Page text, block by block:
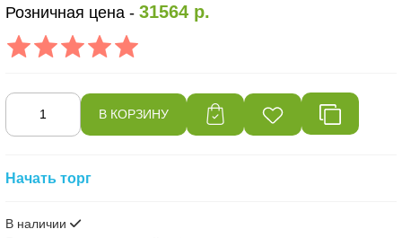
Розничная цена -31564 р.
Начать торг
В наличии